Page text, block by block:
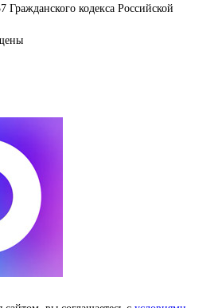
кодекса Российской